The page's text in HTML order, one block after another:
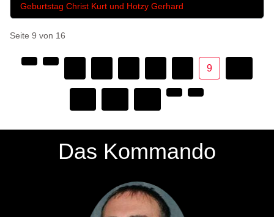
Geburtstag Christ Kurt und Hotzy Gerhard
Seite 9 von 16
9
Das Kommando